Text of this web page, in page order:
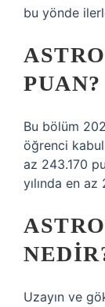
bu yönde
PUAN?
Bu bölüm
öğrenci kabul
az 243.170
yılında en
Uzayın ve